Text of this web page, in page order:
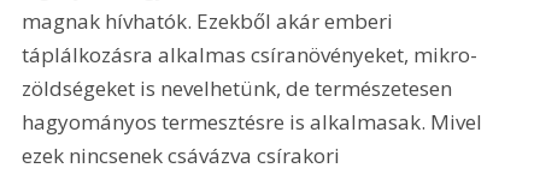
magnak hívhatók. Ezekből akár emberi
táplálkozásra alkalmas csíranövényeket, mikro-
zöldségeket is nevelhetünk, de természetesen
hagyományos termesztésre is alkalmasak. Mivel
ezek nincsenek csávázva csírakori